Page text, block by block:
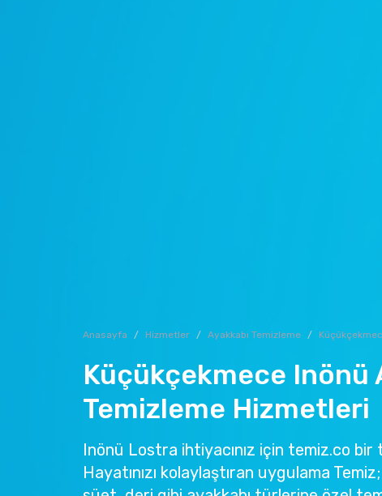
Anasayfa Hizmetler Ayakkabı Temizleme
Küçükçekmece Inönü
Temizleme Hizmetleri
Inönü Lostra ihtiyacınız için temiz.co bir
Hayatınızı kolaylaştıran uygulama